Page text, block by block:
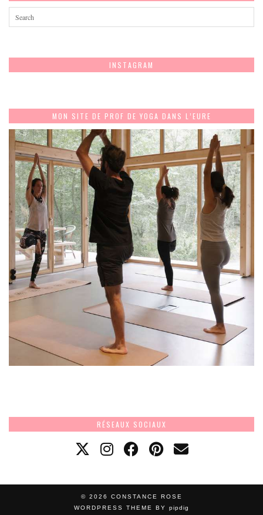
INSTAGRAM
MON SITE DE PROF DE YOGA DANS L’EURE
RÉSEAUX SOCIAUX
© 2026 CONSTANCE ROSE
WORDPRESS THEME BY pipdig